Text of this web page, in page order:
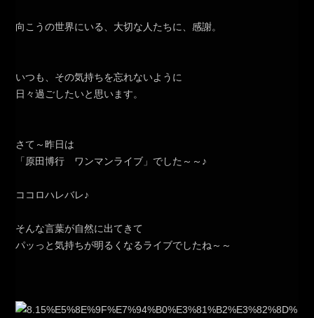
向こうの世界にいる、大切な人たちに、感謝。
いつも、その気持ちを忘れないように
日々過ごしたいと思います。
さて～昨日は
「原田博行 ワンマンライブ」でした～～♪
ココロハレバレ♪
そんな言葉が自然に出てきて
パッっと気持ちが明るくなるライブでしたね～～